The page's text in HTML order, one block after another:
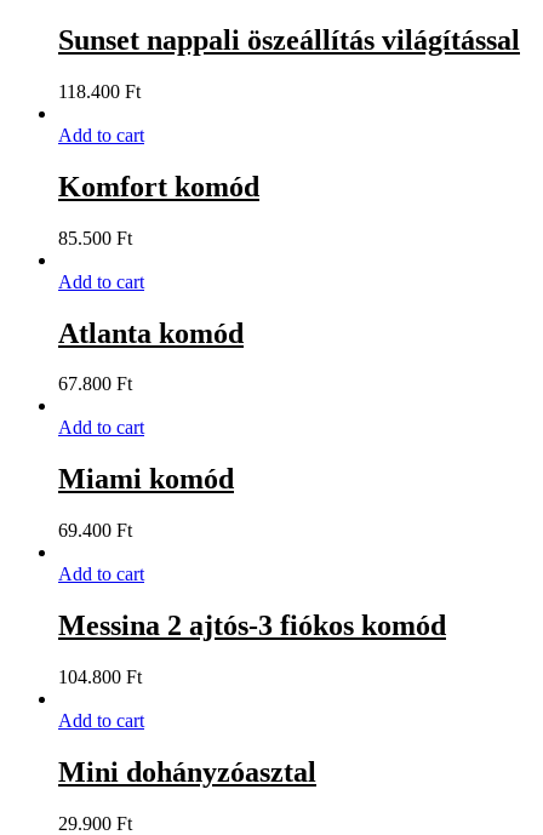
Sunset nappali öszeállítás világítással
118.400 Ft
Add to cart
Komfort komód
85.500 Ft
Add to cart
Atlanta komód
67.800 Ft
Add to cart
Miami komód
69.400 Ft
Add to cart
Messina 2 ajtós-3 fiókos komód
104.800 Ft
Add to cart
Mini dohányzóasztal
29.900 Ft